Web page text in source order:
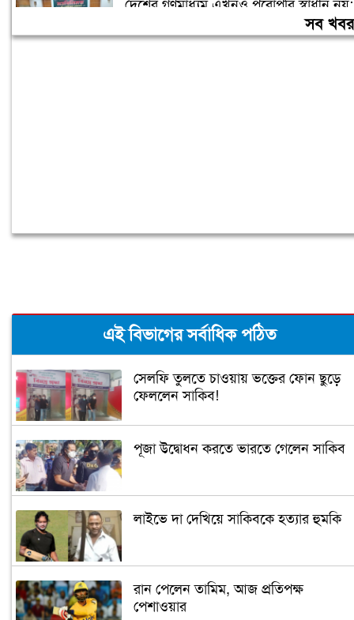
দেশের গণমাধ্যম এখনও পুরোপুরি স্বাধীন নয়:
সব
এই বিভাগের সর্বাধিক পঠিত
সেলফি তুলতে চাওয়ায় ভক্তের ফোন ছুড়ে
ফেললেন সাকিব!
পূজা উদ্বোধন করতে ভারতে গেলেন সাকিব
লাইভে দা দেখিয়ে সাকিবকে হত্যার হুমকি
রান পেলেন তামিম, আজ প্রতিপক্ষ
পেশাওয়ার